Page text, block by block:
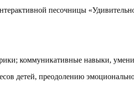
песочницы
коммуникативные навыки,
детей, преодолению